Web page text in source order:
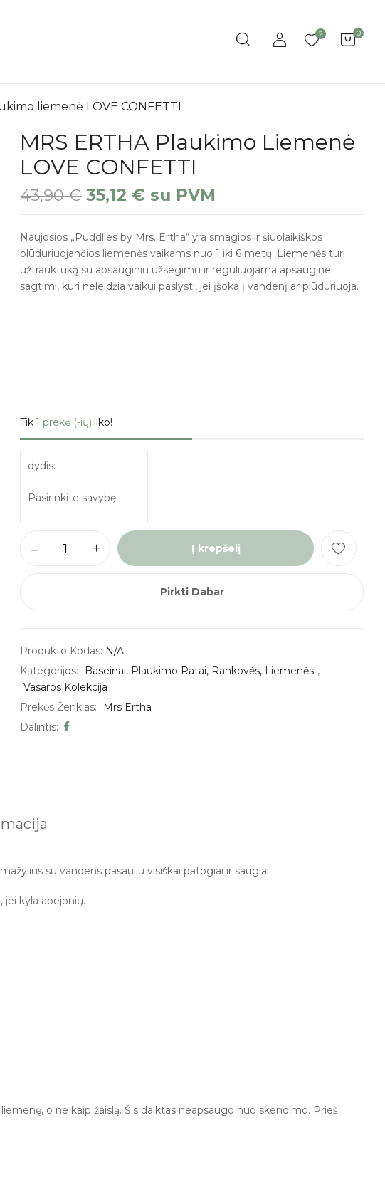
2 0
liemenė LOVE CONFETTI
MRS ERTHA Plaukimo Liemenė
LOVE CONFETTI
43,90€ 35,12 € su PVM
Naujosios „Puddlies by Mrs. Ertha“ yra smagios ir šiuolaikiškos
plūduriuojančios liemenės vaikams nuo 1 iki 6 metų. Liemenės turi
užtrauktuką su apsauginiu užsegimu ir reguliuojama apsaugine
sagtimi, kuri neleidžia vaikui paslysti, jei įšoka į vandenį ar plūduriuoja.
Tik1 prekė (-ių) liko!
dydis
Į krepšelį
Pirkti Dabar
Produkto Kodas: N/A
Kategorijos:
Baseinai, Plaukimo Ratai, Rankovės, Liemenės ,
Vasaros Kolekcija
Prekės Ženklas:
Mrs Ertha
Dalintis:
su vandens pasauliu visiškai patogiai ir saugiai.
kyla abejonių.
o ne kaip žaislą. Šis daiktas neapsaugo nuo skendimo. Prieš